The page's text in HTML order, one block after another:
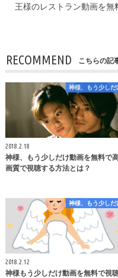
王様のレストラン動画を無
RECOMMEND こちらの記
神様、もう少しだ
2018.2.18
神様、もう少しだけ動画を無料で
画質で視聴する方法とは？
神様、もう少しだ
2018.2.12
神様もう少しだけ動画を無料で視